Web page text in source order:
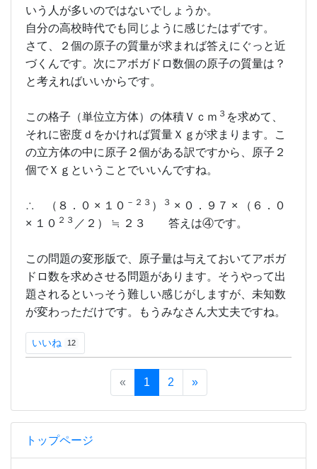
トップページ
いう人が多いのではないでしょうか。
自分の高校時代でも同じように感じたはずです。
さて、２個の原子の質量が求まれば答えにぐっと近
づくんです。次にアボガドロ数個の原子の質量は？
と考えればいいからです。
この格子（単位立方体）の体積Ｖｃｍ ３ を求めて、
それに密度ｄをかければ質量Ｘｇが求まります。こ
の立方体の中に原子２個がある訳ですから、原子２
個でＸｇということでいいんですね。
∴ （８．０ × １０ －２３ ） ３ × ０．９７ × （６．０
× １０ ２３ ／２） ≒ ２３ 答えは④です。
この問題の変形版で、原子量は与えておいてアボガ
ドロ数を求めさせる問題があります。そうやって出
題されるといっそう難しい感じがしますが、未知数
が変わっただけです。もうみなさん大丈夫ですね。
いいね 12
« 1 2 »